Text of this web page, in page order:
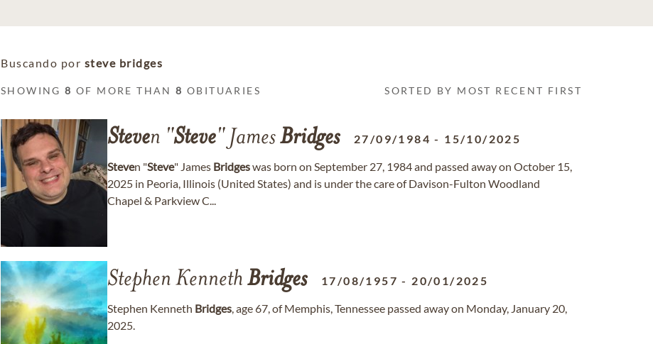
Buscando por steve bridges
SHOWING8 OF MORE THAN8 OBITUARIES SORTED BY MOST RECENT FIRST
Steven "Steve" JamesBridges 27/09/1984 - 15/10/2025
Steven "Steve" James Bridgeswas born on September 27, 1984 and passed away on October 15,
2025 in Peoria, Illinois (United States) and is under the care of Davison-Fulton Woodland
Chapel & Parkview C...
Stephen Kenneth Bridges 17/08/1957 - 20/01/2025
Stephen Kenneth Bridges, age 67, of Memphis, Tennessee passed away on Monday, January 20,
2025.